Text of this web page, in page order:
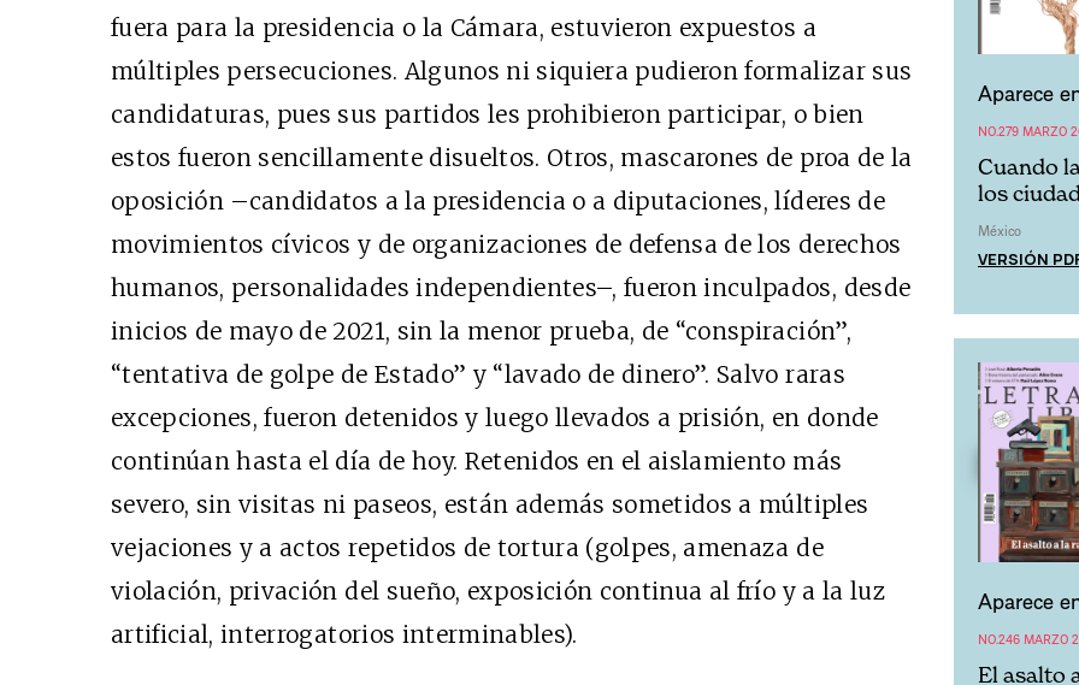
fuera para la presidencia o la Cámara, estuvieron expuestos a
múltiples persecuciones. Algunos ni siquiera pudieron formalizar sus
candidaturas, pues sus partidos les prohibieron participar, o bien
estos fueron sencillamente disueltos. Otros, mascarones de proa de la
oposición –candidatos a la presidencia o a diputaciones, líderes de
movimientos cívicos y de organizaciones de defensa de los derechos
humanos, personalidades independientes–, fueron inculpados, desde
inicios de mayo de 2021, sin la menor prueba, de “conspiración”,
“tentativa de golpe de Estado” y “lavado de dinero”. Salvo raras
excepciones, fueron detenidos y luego llevados a prisión, en donde
continúan hasta el día de hoy. Retenidos en el aislamiento más
severo, sin visitas ni paseos, están además sometidos a múltiples
vejaciones y a actos repetidos de tortura (golpes, amenaza de
violación, privación del sueño, exposición continua al frío y a la luz
artificial, interrogatorios interminables).
Aparece
NO.279 MARZO
Cuando
los
México
VERSIÓN
Aparece
NO.246 MARZO
El asalto